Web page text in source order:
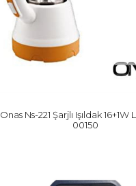
Onas Ns-221 Şarjlı Işıldak 16+1W
00150